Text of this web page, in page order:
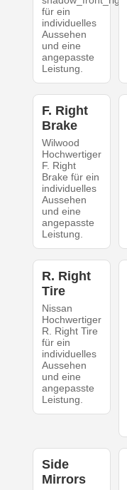
für ein
individuelles
Aussehen
und eine
angepasste
Leistung.
F. Right
Brake
Wilwood
Hochwertiger
F. Right
Brake für ein
individuelles
Aussehen
und eine
angepasste
Leistung.
R. Right
Tire
Nissan
Hochwertiger
R. Right Tire
für ein
individuelles
Aussehen
und eine
angepasste
Leistung.
Side
Mirrors